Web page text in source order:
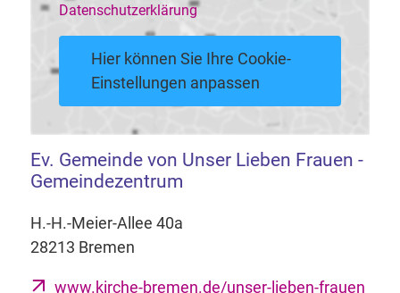
Datenschutzerklärung
Hier können Sie Ihre Cookie-
Einstellungen anpassen
Ev. Gemeinde von Unser Lieben Frauen -
Gemeindezentrum
H.-H.-Meier-Allee 40a
28213 Bremen
www.kirche-bremen.de/unser-lieben-frauen